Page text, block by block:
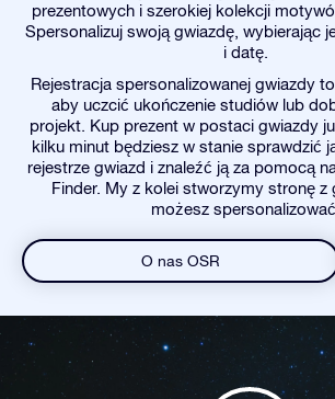
prezentowych i szerokiej kolekcji
Spersonalizuj swoją gwiazdę, wybierając
i datę.
Rejestracja spersonalizowanej gwiazdy
aby uczcić ukończenie studiów lub
projekt. Kup prezent w postaci gwiazdy
kilku minut będziesz w stanie sprawdzić
rejestrze gwiazd i znaleźć ją za pomocą
Finder. My z kolei stworzymy stronę z
możesz
O nas OSR